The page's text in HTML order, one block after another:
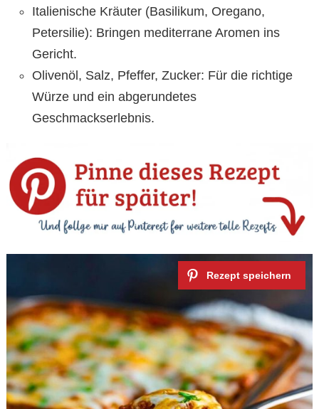
Italienische Kräuter (Basilikum, Oregano,
Petersilie): Bringen mediterrane Aromen ins
Gericht.
Olivenöl, Salz, Pfeffer, Zucker: Für die richtige
Würze und ein abgerundetes
Geschmackserlebnis.